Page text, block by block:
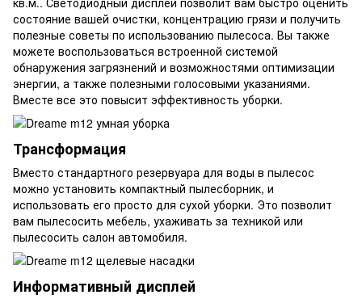
состояние вашей очистки, концентрацию грязи и получить
полезные советы по использованию пылесоса. Вы также
можете воспользоваться встроенной системой
обнаружения загрязнений и возможностями оптимизации
энергии, а также полезными голосовыми указаниями.
Вместе все это повысит эффективность уборки.
Трансформация
Вместо стандартного резервуара для воды в пылесос
можно установить компактный пылесборник, и
использовать его просто для сухой уборки. Это позволит
вам пылесосить мебель, ухаживать за техникой или
пылесосить салон автомобиля.
Информативный дисплей